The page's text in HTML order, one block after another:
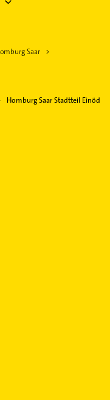
Saar
Homburg Saar Stadtteil Einöd